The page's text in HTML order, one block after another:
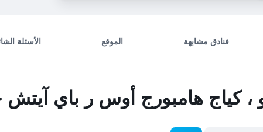
فنادق مشابهة الموقع الأسئلة
كياج هامبورج أوس ر باي